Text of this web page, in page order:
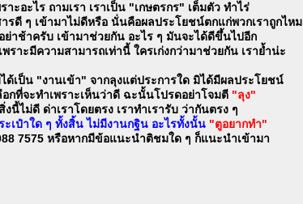
าะอะไร ถามเรา เราเป็น "เกษตรกร" เต็มตัว ทำไร่
รดี ๆ เข้ามาไม่ดีหรือ นั่นคือผลประโยชน์ตกแก่พวกเราถูกไหม
าช้าครับ เข้ามาช่วยกัน อะไร ๆ มันจะได้ดีขึ้นไปอีก
ราะมีความสามารถเท่านี้ ใครเก่งกว่ามาช่วยกัน เราย้ำน่ะ
ด้เป็น "งานเข้า" จากลุงแต่ประการใด มิได้มีผลประโยชน์
กที่จะทำเพราะเห็นว่าดี ฉะนั้นโปรดอย่าโจมตี "ลุง"
งนี้ไม่ดี ด่าเราโดยตรง เราทำเรารับ ว่ากันตรง ๆ
ะเป๋าใด ๆ ทั้งสิ้น ไม่มีงานกฐิน อะไรทั้งนั้น "ตูอยากทำ"
7575 หรือหากมีข้อแนะนำติชมใด ๆ ก็แนะนำเข้ามา